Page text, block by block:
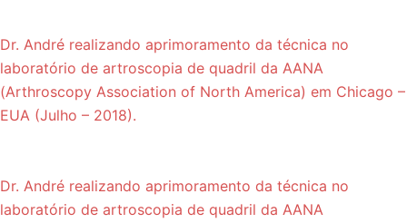
Dr. André realizando aprimoramento da técnica no
laboratório de artroscopia de quadril da AANA
(Arthroscopy Association of North America) em Chicago –
EUA (Julho – 2018).
Dr. André realizando aprimoramento da técnica no
laboratório de artroscopia de quadril da AANA